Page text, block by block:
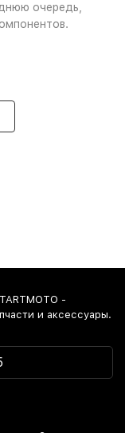
очередь,
-
и аксессуары.